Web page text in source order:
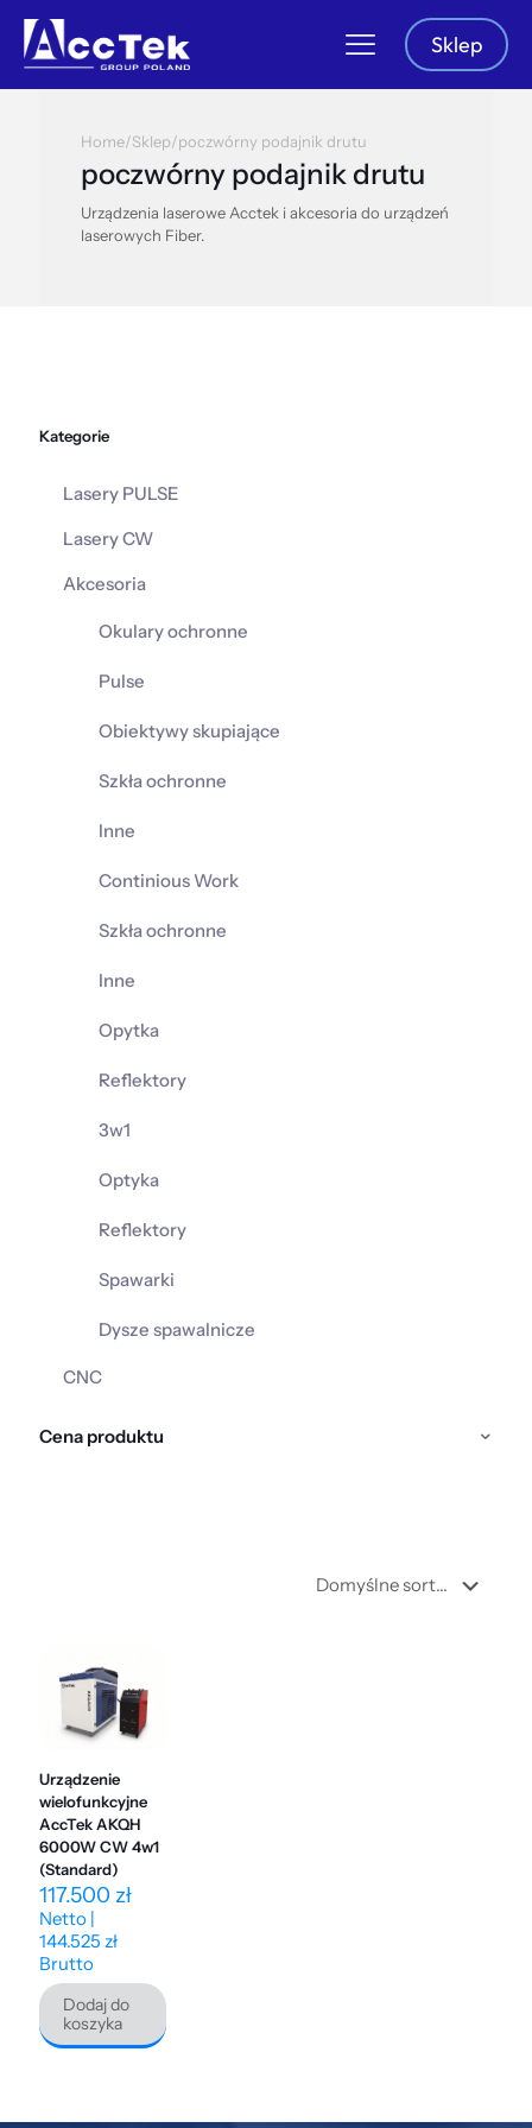
Sklep
Home/Sklep/poczwórny podajnik drutu
poczwórny podajnik drutu
Urządzenia laserowe Acctek i akcesoria do urządzeń
laserowych Fiber.
Kategorie
Lasery PULSE
Lasery CW
Akcesoria
Okulary ochronne
Pulse
Obiektywy skupiające
Szkła ochronne
Inne
Continious Work
Szkła ochronne
Inne
Opytka
Reflektory
3w1
Optyka
Reflektory
Spawarki
Dysze spawalnicze
CNC
Cena produktu
Urządzenie
wielofunkcyjne
AccTek AKQH
6000W CW 4w1
(Standard)
117.500 zł
Netto |
144.525 zł
Brutto
Dodaj do
koszyka